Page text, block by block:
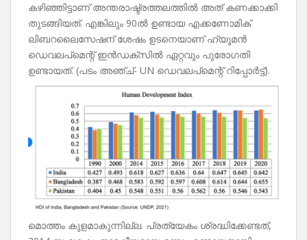
കഴിഞ്ഞിട്ടാണ് അന്തരാഷ്ട്രത്തലത്തിൽ അത് കണക്കാക്കി
തുടങ്ങിയത്. എങ്കിലും 90ൽ ഉണ്ടായ എക്കണോമിക്
ലിബറലൈസേഷന് ശേഷം ഉടനെയാണ് ഹ്യൂമൻ
ഡെവലപ്മെന്റ് ഇൻഡക്സിൽ ഏറ്റവും പുരോഗതി
ഉണ്ടായത്. (പടം അഞ്ച്- UN ഡെവലപ്മെന്റ് റിപ്പോർട്ട്).
മൊത്തം കുളമാകുന്നില്ല. പ്രത്യേകം ശ്രദ്ധിക്കേണ്ടത്,